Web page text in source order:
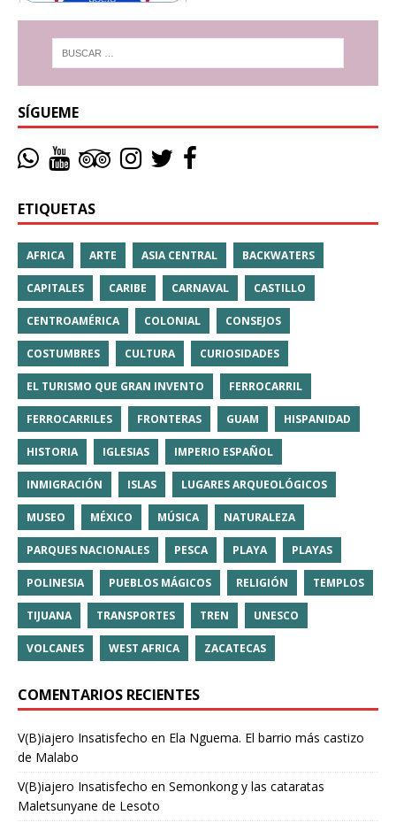
SÍGUEME
ETIQUETAS
AFRICA ARTE ASIA CENTRAL BACKWATERS
CAPITALES CARIBE CARNAVAL CASTILLO
CENTROAMÉRICA COLONIAL CONSEJOS
COSTUMBRES CULTURA CURIOSIDADES
EL TURISMO QUE GRAN INVENTO FERROCARRIL
FERROCARRILES FRONTERAS GUAM HISPANIDAD
HISTORIA IGLESIAS IMPERIO ESPAÑOL
INMIGRACIÓN ISLAS LUGARES ARQUEOLÓGICOS
MUSEO MÉXICO MÚSICA NATURALEZA
PARQUES NACIONALES PESCA PLAYA PLAYAS
POLINESIA PUEBLOS MÁGICOS RELIGIÓN TEMPLOS
TIJUANA TRANSPORTES TREN UNESCO
VOLCANES WEST AFRICA ZACATECAS
COMENTARIOS RECIENTES
V(B)iajero Insatisfecho en Ela Nguema. El barrio más castizo
de Malabo
V(B)iajero Insatisfecho en Semonkong y las cataratas
Maletsunyane de Lesoto